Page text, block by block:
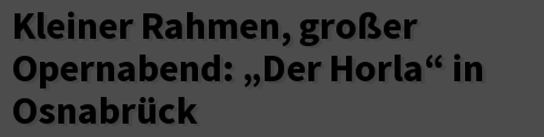
Kleiner Rahmen, großer
Opernabend: „Der Horla“ in
Osnabrück